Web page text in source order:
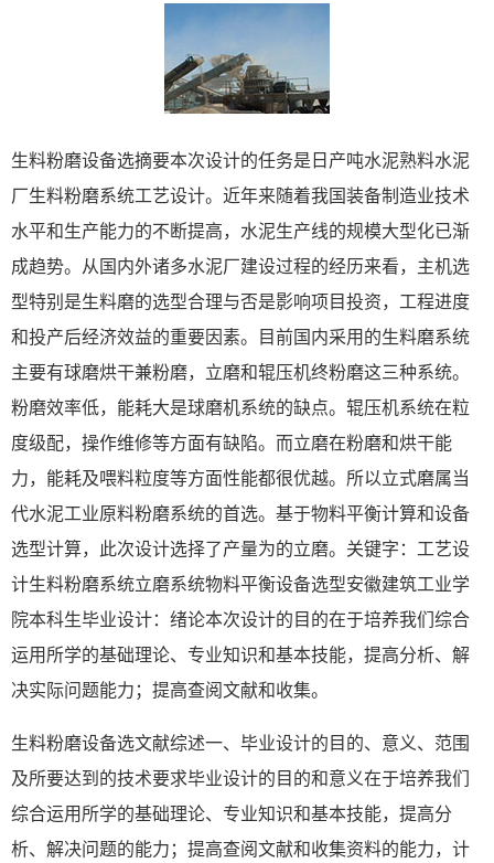
生料粉磨设备选摘要本次设计的任务是日产吨水泥熟料水泥
厂生料粉磨系统工艺设计。近年来随着我国装备制造业技术
水平和生产能力的不断提高，水泥生产线的规模大型化已渐
成趋势。从国内外诸多水泥厂建设过程的经历来看，主机选
型特别是生料磨的选型合理与否是影响项目投资，工程进度
和投产后经济效益的重要因素。目前国内采用的生料磨系统
主要有球磨烘干兼粉磨，立磨和辊压机终粉磨这三种系统。
粉磨效率低，能耗大是球磨机系统的缺点。辊压机系统在粒
度级配，操作维修等方面有缺陷。而立磨在粉磨和烘干能
力，能耗及喂料粒度等方面性能都很优越。所以立式磨属当
代水泥工业原料粉磨系统的首选。基于物料平衡计算和设备
选型计算，此次设计选择了产量为的立磨。关键字：工艺设
计生料粉磨系统立磨系统物料平衡设备选型安徽建筑工业学
院本科生毕业设计：绪论本次设计的目的在于培养我们综合
运用所学的基础理论、专业知识和基本技能，提高分析、解
决实际问题能力；提高查阅文献和收集。
生料粉磨设备选文献综述一、毕业设计的目的、意义、范围
及所要达到的技术要求毕业设计的目的和意义在于培养我们
综合运用所学的基础理论、专业知识和基本技能，提高分
析、解决问题的能力；提高查阅文献和收集资料的能力，计